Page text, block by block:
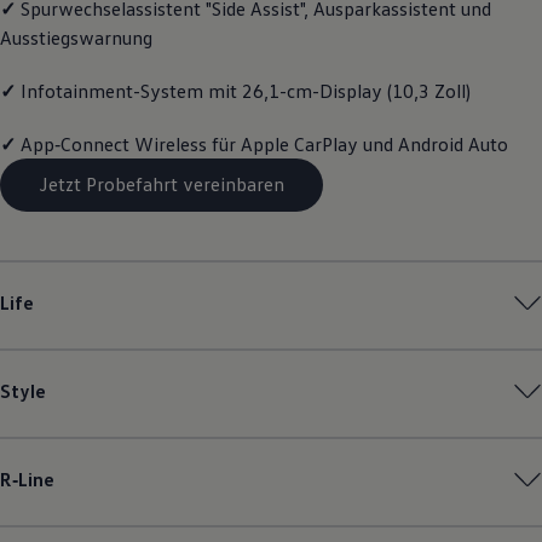
Magazin
Lifestyle
Familie
Elektromobilität
Pannen- und Unfallhilfe
Volkswagen Kundenbetreuung
✓ Spurwechselassistent "Side Assist", Ausparkassistent und
Ausstiegswarnung
✓ Infotainment-System mit 26,1-cm-Display (10,3 Zoll)
✓ App‑Connect Wireless für Apple CarPlay und Android Auto
Jetzt Probefahrt vereinbaren
Life
Style
R‑Line